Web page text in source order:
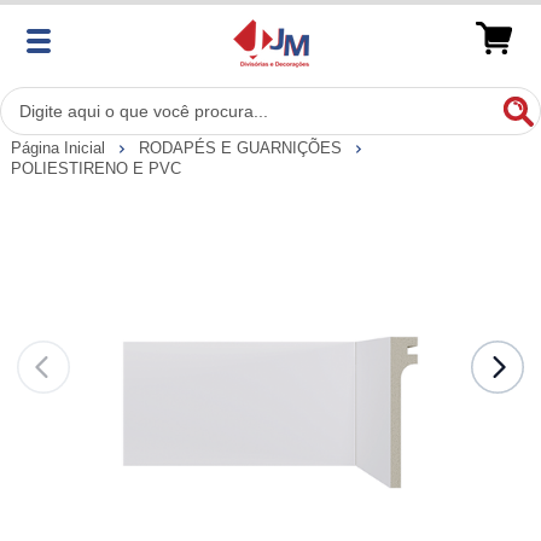
Página Inicial
RODAPÉS E GUARNIÇÕES
POLIESTIRENO E PVC